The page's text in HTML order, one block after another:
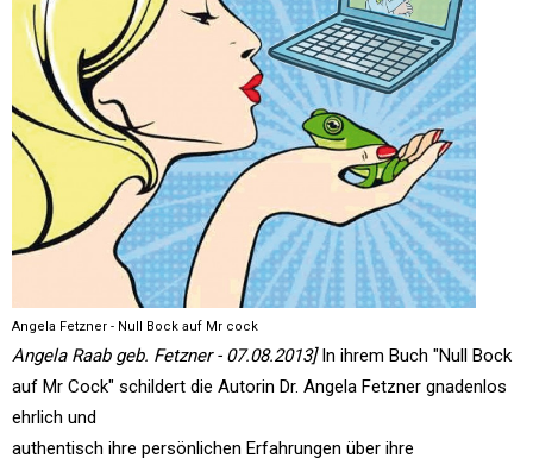
Angela Fetzner - Null Bock auf Mr cock
Angela Raab geb. Fetzner - 07.08.2013]In ihrem Buch "Null Bock
auf Mr Cock" schildert die Autorin Dr. Angela Fetzner gnadenlos
ehrlich und
authentisch ihre persönlichen Erfahrungen über ihre